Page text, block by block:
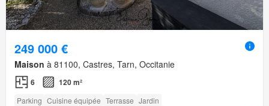
249 000 €
Maison à 81100, Castres, Tarn, Occitanie
6 120 m²
Parking Cuisine équipée Terrasse Jardin